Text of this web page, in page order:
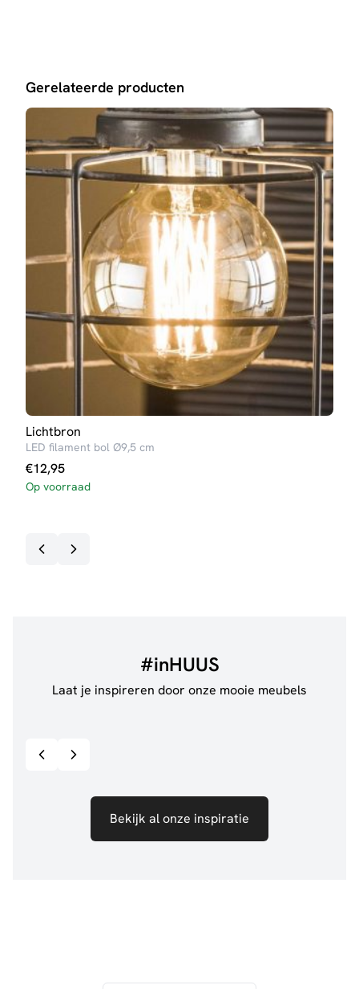
Gerelateerde producten
Lichtbron
LED filament bol Ø9,5 cm
€12,95
Op voorraad
#inHUUS
Laat je inspireren door onze mooie meubels
Bekijk al onze inspiratie